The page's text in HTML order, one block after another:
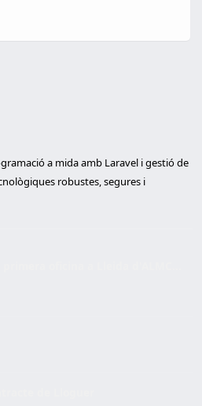
a mida amb Laravel i gestió de
robustes, segures i